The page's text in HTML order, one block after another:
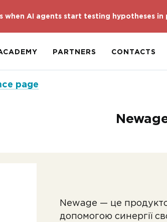
when AI agents start testing hypotheses in
PARTNERS CONTACTS
page
Newage — це
допомогою синергії